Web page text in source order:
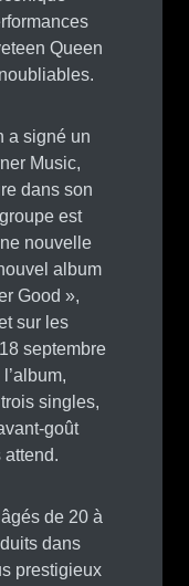
Queen
a signé un
Music,
dans son
est
nouvelle
album
Good »,
sur les
septembre
singles,
goût
de 20 à
dans
prestigieux